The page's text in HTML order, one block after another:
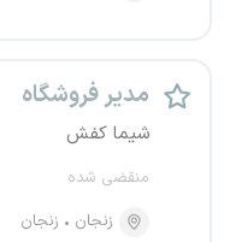
مدیر فروشگاه
شیما کفش
منقضی شده
زنجان
زنجان